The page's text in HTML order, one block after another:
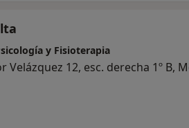
y Fisioterapia
Velázquez 12, esc. derecha 1º B,